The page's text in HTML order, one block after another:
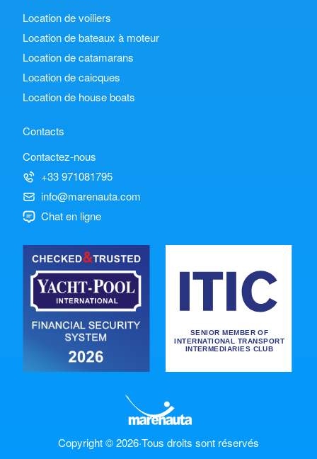
Location de voiliers
Location de bateaux à moteur
Location de catamarans
Location de caicques
Location de house boats
Contacts
Contactez-nous
+33 971081795
info@marenauta.com
Chat en ligne
Copyright © 2026·Tous droits sont réservés